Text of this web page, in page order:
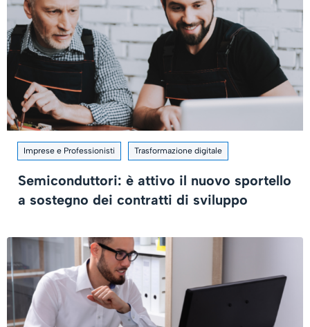
Imprese e Professionisti Trasformazione digitale
Semiconduttori: è attivo il nuovo sportello
a sostegno dei contratti di sviluppo